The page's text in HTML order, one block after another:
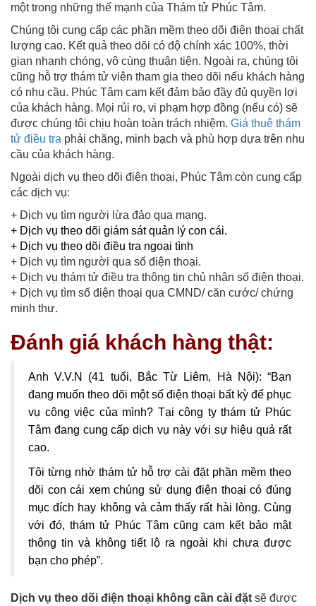
một trong những thế mạnh của Thám tử Phúc Tâm.
Chúng tôi cung cấp các phần mềm theo dõi điện thoại chất
lượng cao. Kết quả theo dõi có độ chính xác 100%, thời
gian nhanh chóng, vô cùng thuận tiện. Ngoài ra, chúng tôi
cũng hỗ trợ thám tử viên tham gia theo dõi nếu khách hàng
có nhu cầu. Phúc Tâm cam kết đảm bảo đầy đủ quyền lợi
của khách hàng. Mọi rủi ro, vi phạm hợp đồng (nếu có) sẽ
được chúng tôi chịu hoàn toàn trách nhiệm. Giá thuê thám
tử điều tra phải chăng, minh bạch và phù hợp dựa trên nhu
cầu của khách hàng.
Ngoài dịch vụ theo dõi điện thoại, Phúc Tâm còn cung cấp
các dịch vụ:
+ Dịch vụ tìm người lừa đảo qua mạng.
+ Dịch vụ theo dõi giám sát quản lý con cái.
+ Dịch vụ theo dõi điều tra ngoại tình
+ Dịch vụ tìm người qua số điện thoại.
+ Dịch vụ thám tử điều tra thông tin chủ nhân số điện thoại.
+ Dịch vụ tìm số điện thoại qua CMND/ căn cước/ chứng
minh thư.
Đánh giá khách hàng thật:
Anh V.V.N (41 tuổi, Bắc Từ Liêm, Hà Nội): “Bạn
đang muốn theo dõi một số điện thoại bất kỳ để phục
vụ công việc của mình? Tại công ty thám tử Phúc
Tâm đang cung cấp dịch vụ này với sự hiệu quả rất
cao.
Tôi từng nhờ thám tử hỗ trợ cài đặt phần mềm theo
dõi con cái xem chúng sử dụng điện thoại có đúng
mục đích hay không và cảm thấy rất hài lòng. Cùng
với đó, thám tử Phúc Tâm cũng cam kết bảo mật
thông tin và không tiết lộ ra ngoài khi chưa được
bạn cho phép”.
Dịch vụ theo dõi điện thoại không cần cài đặt sẽ được